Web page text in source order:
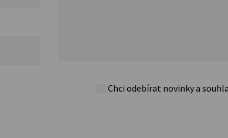
Chci odebírat novinky a